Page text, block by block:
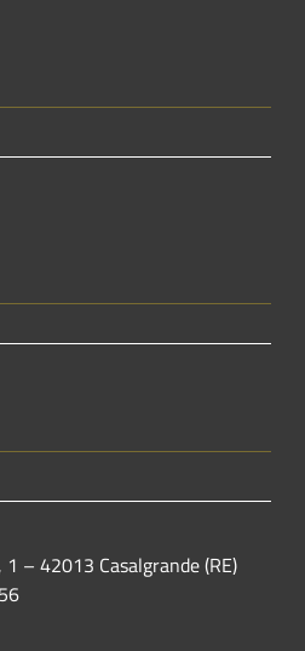
– 42013 Casalgrande (RE)